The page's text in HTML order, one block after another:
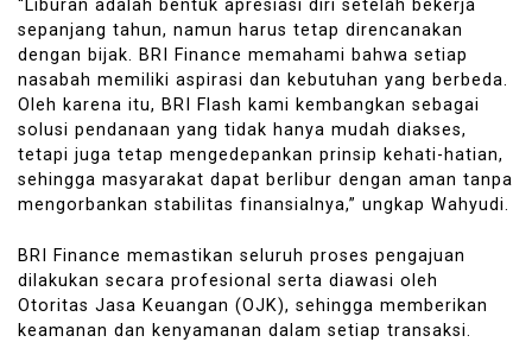
“Liburan adalah bentuk apresiasi diri setelah bekerja
sepanjang tahun, namun harus tetap direncanakan
dengan bijak. BRI Finance memahami bahwa setiap
nasabah memiliki aspirasi dan kebutuhan yang berbeda.
Oleh karena itu, BRI Flash kami kembangkan sebagai
solusi pendanaan yang tidak hanya mudah diakses,
tetapi juga tetap mengedepankan prinsip kehati-hatian,
sehingga masyarakat dapat berlibur dengan aman tanpa
mengorbankan stabilitas finansialnya,” ungkap Wahyudi.
BRI Finance memastikan seluruh proses pengajuan
dilakukan secara profesional serta diawasi oleh
Otoritas Jasa Keuangan (OJK), sehingga memberikan
keamanan dan kenyamanan dalam setiap transaksi.